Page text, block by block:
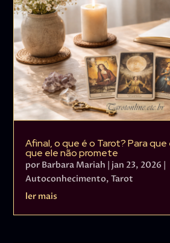
Afinal, o que é o Tarot? Para
que ele não promete
por Barbara Mariah jan 23, 2026
Autoconhecimento,Tarot
ler mais